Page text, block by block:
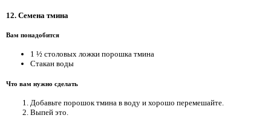
12. Семена тмина
Вам понадобится
1 ½ столовых ложки порошка тмина
Стакан воды
Что вам нужно сделать
Добавьте порошок тмина в воду и хорошо перемешайте.
Выпей это.